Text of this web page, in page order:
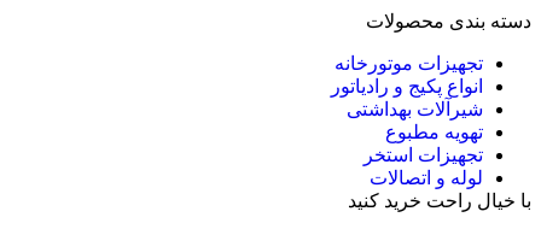
دسته بندی محصولات
تجهیزات موتورخانه
انواع پکیج و رادیاتور
شیرآلات بهداشتی
تهویه مطبوع
تجهیزات استخر
لوله و اتصالات
با خیال راحت خرید کنید